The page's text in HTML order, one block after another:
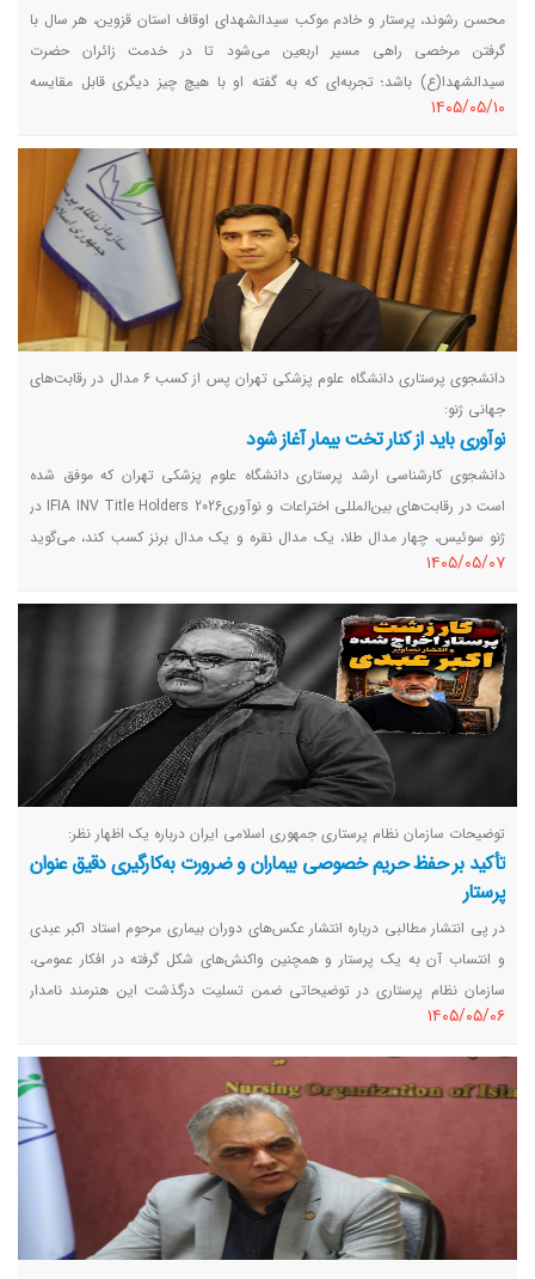
محسن رشوند، پرستار و خادم موکب سیدالشهدای اوقاف استان قزوین، هر سال با
گرفتن مرخصی راهی مسیر اربعین می‌شود تا در خدمت زائران حضرت
سیدالشهدا(ع) باشد؛ تجربه‌ای که به گفته او با هیچ چیز دیگری قابل مقایسه
نیست.
١٤٠٥/٠٥/١٠
دانشجوی پرستاری دانشگاه علوم پزشکی تهران پس از کسب ۶ مدال در رقابت‌های
جهانی ژنو:
نوآوری باید از کنار تخت بیمار آغاز شود
دانشجوی کارشناسی ارشد پرستاری دانشگاه علوم پزشکی تهران که موفق شده
است در رقابت‌های بین‌المللی اختراعات و نوآوریIFIA INV Title Holders 2026 در
ژنو سوئیس، چهار مدال طلا، یک مدال نقره و یک مدال برنز کسب کند، می‌گوید
نوآوری در حوزه سلامت زمانی ارزشمند است که پاسخی برای نیازهای واقعی
بیماران و نظام درمان باشد.
١٤٠٥/٠٥/٠٧
توضیحات سازمان نظام پرستاری جمهوری اسلامی ایران درباره یک اظهار نظر:
تأکید بر حفظ حریم خصوصی بیماران و ضرورت به‌کارگیری دقیق عنوان
پرستار
در پی انتشار مطالبی درباره انتشار عکس‌های دوران بیماری مرحوم استاد اکبر عبدی
و انتساب آن به یک پرستار و همچنین واکنش‌های شکل گرفته در افکار عمومی،
سازمان نظام پرستاری در توضیحاتی ضمن تسلیت درگذشت این هنرمند نامدار
کشورمان، با تاکید بر لزوم حفظ حریم خصوصی، صیانت از کرامت انسانی و
محرمانگی اطلاعات بیماران، خواستار به‌کارگیری دقیق عنوان پرستار در اظهارنظرها و
واکنش‌ها شد.
١٤٠٥/٠٥/٠٦